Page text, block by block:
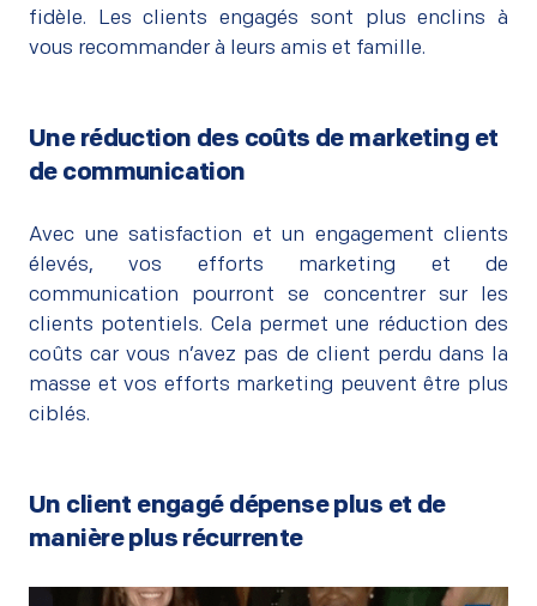
fidèle. Les clients engagés sont plus enclins à
vous recommander à leurs amis et famille.
Une réduction des coûts de marketing et
de communication
Avec une satisfaction et un engagement clients
élevés, vos efforts marketing et de
communication pourront se concentrer sur les
clients potentiels. Cela permet une réduction des
coûts car vous n’avez pas de client perdu dans la
masse et vos efforts marketing peuvent être plus
ciblés.
Un client engagé dépense plus et de
manière plus récurrente